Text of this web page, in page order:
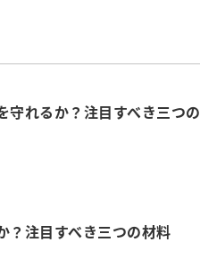
守れるか？注目すべき三つの
？注目すべき三つの材料